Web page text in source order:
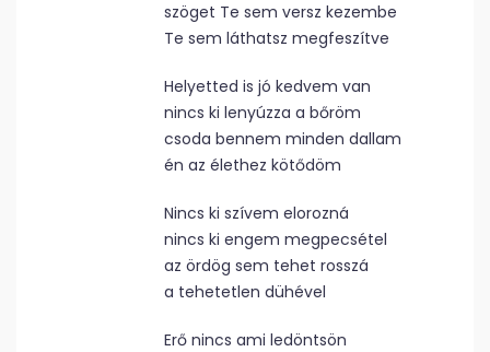
szöget Te sem versz kezembe
Te sem láthatsz megfeszítve
Helyetted is jó kedvem van
nincs ki lenyúzza a bőröm
csoda bennem minden dallam
én az élethez kötődöm
Nincs ki szívem elorozná
nincs ki engem megpecsétel
az ördög sem tehet rosszá
a tehetetlen dühével
Erő nincs ami ledöntsön